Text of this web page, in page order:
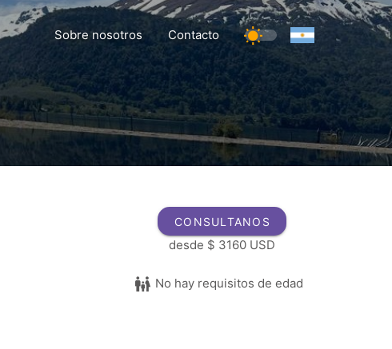
Sobre nosotros Contacto
CONSULTANOS
desde $ 3160 USD
No hay requisitos de edad